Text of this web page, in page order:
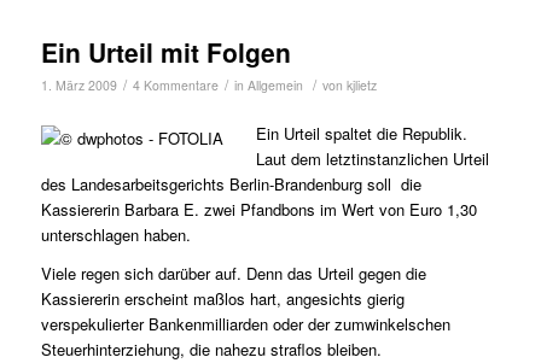
Ein Urteil mit Folgen
1. März 2009 / 4 Kommentare / in Allgemein / von kjlietz
Ein Urteil spaltet die Republik.
Laut dem letztinstanzlichen Urteil
des Landesarbeitsgerichts Berlin-Brandenburg soll die
Kassiererin Barbara E. zwei Pfandbons im Wert von Euro 1,30
unterschlagen haben.
Viele regen sich darüber auf. Denn das Urteil gegen die
Kassiererin erscheint maßlos hart, angesichts gierig
verspekulierter Bankenmilliarden oder der zumwinkelschen
Steuerhinterziehung, die nahezu straflos bleiben.